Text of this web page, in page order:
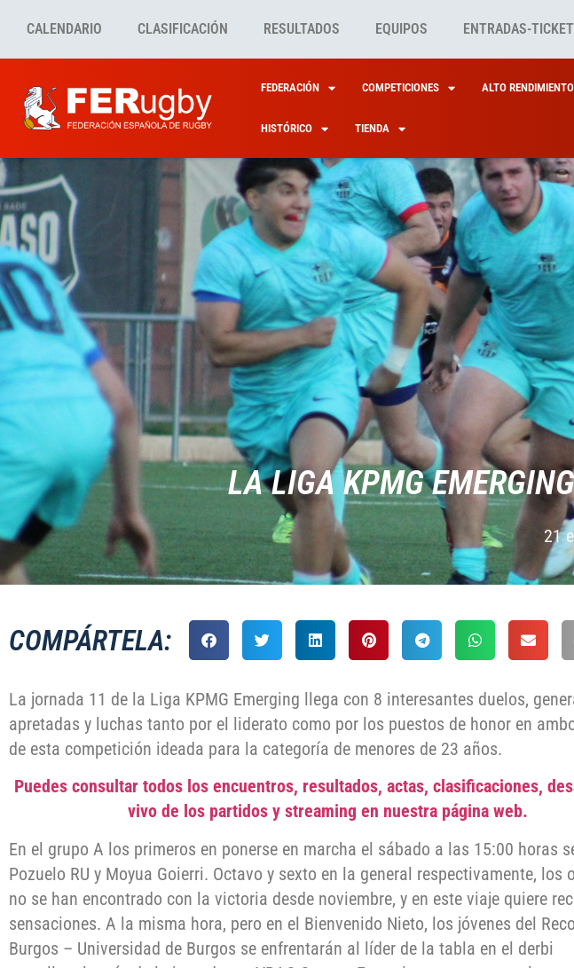
CALENDARIO CLASIFICACIÓN RESULTADOS EQUIPOS ENTRADAS-
FEDERACIÓN COMPETICIONES ALTO RENDIMIENTO
HISTÓRICO TIENDA
LA LIGA KPMG
21
COMPÁRTELA:
La jornada 11 de la Liga KPMG Emerging llega con 8 interesantes duelos,
apretadas y luchas tanto por el liderato como por los puestos de honor en
de esta competición ideada para la categoría de menores de 23 años.
Puedes consultar todos los encuentros, resultados, actas, clasificaciones,
vivo de los partidos y streaming en nuestra página web.
En el grupo A los primeros en ponerse en marcha el sábado a las 15:00 horas
Pozuelo RU y Moyua Goierri. Octavo y sexto en la general respectivamente, los
no se han encontrado con la victoria desde noviembre, y en este viaje quiere
sensaciones. A la misma hora, pero en el Bienvenido Nieto, los jóvenes del
Burgos – Universidad de Burgos se enfrentarán al líder de la tabla en el derbi